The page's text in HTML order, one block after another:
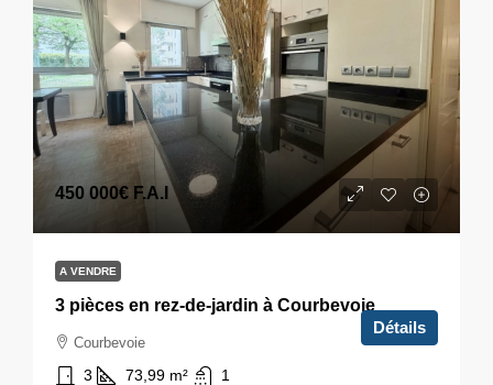
450 000€ F.A.I
A VENDRE
3 pièces en rez-de-jardin à Courbevoie
Courbevoie
3 73,99 m² 1
Détails